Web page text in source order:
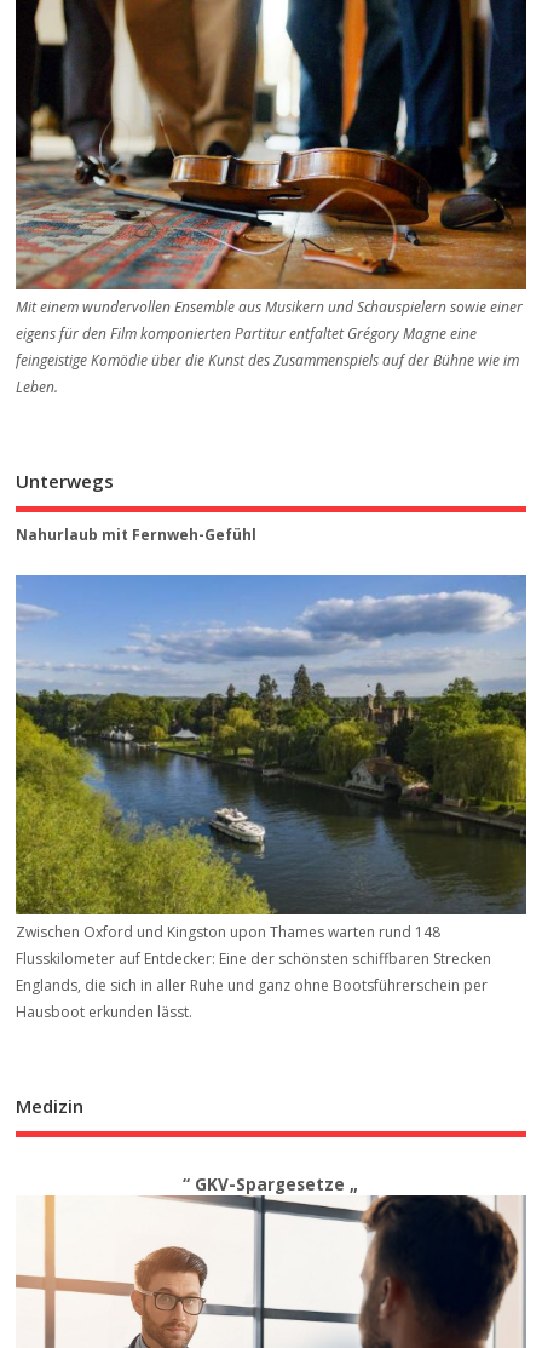
Mit einem wundervollen Ensemble aus Musikern und Schauspielern sowie einer
eigens für den Film komponierten Partitur entfaltet Grégory Magne eine
feingeistige Komödie über die Kunst des Zusammenspiels auf der Bühne wie im
Leben.
Unterwegs
Nahurlaub mit Fernweh-Gefühl
Zwischen Oxford und Kingston upon Thames warten rund 148
Flusskilometer auf Entdecker: Eine der schönsten schiffbaren Strecken
Englands, die sich in aller Ruhe und ganz ohne Bootsführerschein per
Hausboot erkunden lässt.
Medizin
“ GKV-Spargesetze „